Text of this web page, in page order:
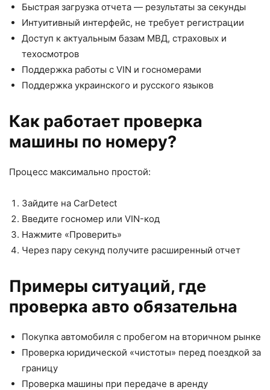
Быстрая загрузка отчета — результаты за секунды
Интуитивный интерфейс, не требует регистрации
Доступ к актуальным базам МВД, страховых и
техосмотров
Поддержка работы с VIN и госномерами
Поддержка украинского и русского языков
Как работает проверка
машины по номеру?
Процесс максимально простой:
Зайдите на CarDetect
Введите госномер или VIN-код
Нажмите «Проверить»
Через пару секунд получите расширенный отчет
Примеры ситуаций, где
проверка авто обязательна
Покупка автомобиля с пробегом на вторичном рынке
Проверка юридической «чистоты» перед поездкой за
границу
Проверка машины при передаче в аренду